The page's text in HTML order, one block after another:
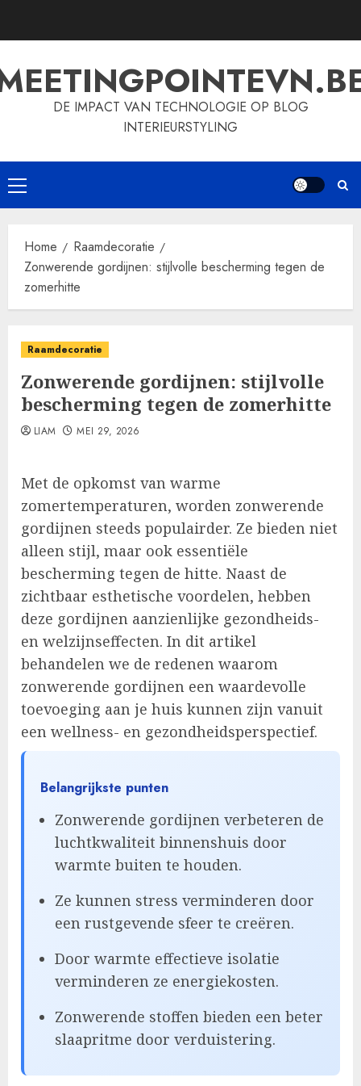
DE IMPACT VAN TECHNOLOGIE OP BLOG
INTERIEURSTYLING
Primary
Menu
Home
Raamdecoratie
Zonwerende gordijnen: stijlvolle bescherming tegen de
zomerhitte
Raamdecoratie
Zonwerende gordijnen: stijlvolle
bescherming tegen de zomerhitte
LIAM MEI 29, 2026
Met de opkomst van warme
zomertemperaturen, worden zonwerende
gordijnen steeds populairder. Ze bieden niet
alleen stijl, maar ook essentiële
bescherming tegen de hitte. Naast de
zichtbaar esthetische voordelen, hebben
deze gordijnen aanzienlijke gezondheids-
en welzijnseffecten. In dit artikel
behandelen we de redenen waarom
zonwerende gordijnen een waardevolle
toevoeging aan je huis kunnen zijn vanuit
een wellness- en gezondheidsperspectief.
Belangrijkste punten
Zonwerende gordijnen verbeteren de
luchtkwaliteit binnenshuis door
warmte buiten te houden.
Ze kunnen stress verminderen door
een rustgevende sfeer te creëren.
Door warmte effectieve isolatie
verminderen ze energiekosten.
Zonwerende stoffen bieden een beter
slaapritme door verduistering.